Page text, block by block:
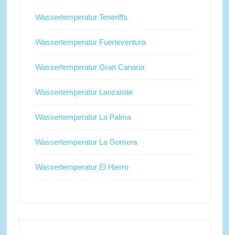
Wassertemperatur Teneriffa
Wassertemperatur Fuerteventura
Wassertemperatur Gran Canaria
Wassertemperatur Lanzarote
Wassertemperatur La Palma
Wassertemperatur La Gomera
Wassertemperatur El Hierro